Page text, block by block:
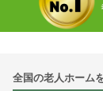
全国の老人ホーム